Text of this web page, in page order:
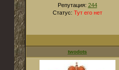
Репутация: 244
Статус: Тут его нет
twodots